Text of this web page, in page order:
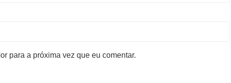
para a próxima vez que eu comentar.